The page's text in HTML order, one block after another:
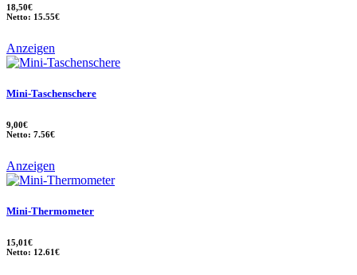
18,50€
Netto: 15.55€
Anzeigen
Mini-Taschenschere
9,00€
Netto: 7.56€
Anzeigen
Mini-Thermometer
15,01€
Netto: 12.61€